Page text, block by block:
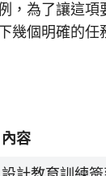
，為了讓這項
幾個明確的任
內容